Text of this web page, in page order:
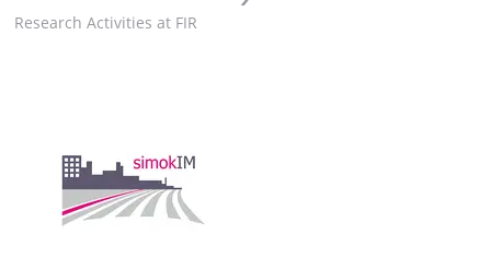
Research Activities at FIR